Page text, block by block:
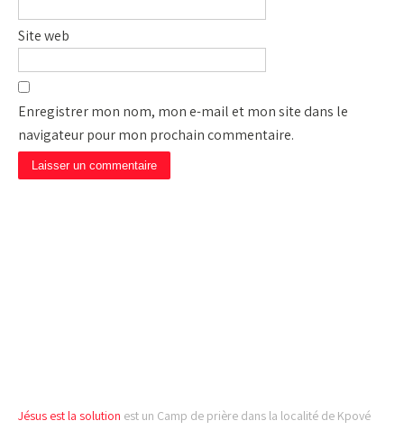
Site web
Enregistrer mon nom, mon e-mail et mon site dans le
navigateur pour mon prochain commentaire.
Jésus est la solution est un Camp de prière dans la localité de Kpové